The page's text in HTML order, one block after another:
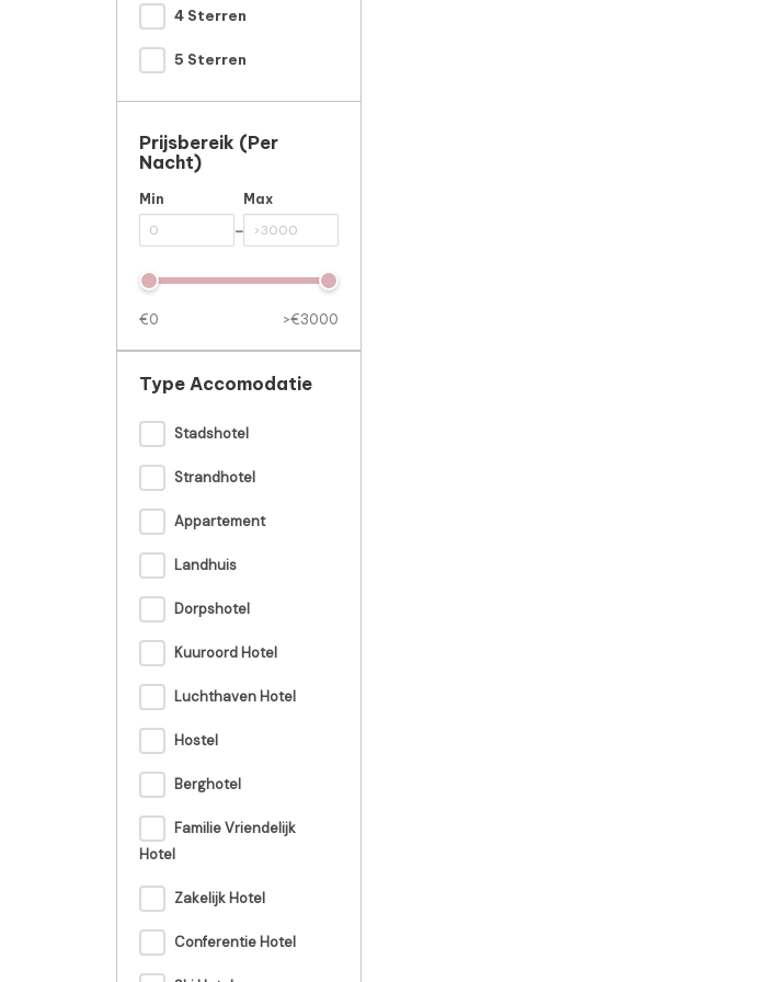
4 Sterren
5 Sterren
Prijsbereik (per
Nacht)
Min
-
Max
€0 >€3000
Type Accomodatie
Stadshotel
Strandhotel
Appartement
Landhuis
Dorpshotel
Kuuroord Hotel
Luchthaven Hotel
Hostel
Berghotel
Familie Vriendelijk
Hotel
Zakelijk Hotel
Conferentie Hotel